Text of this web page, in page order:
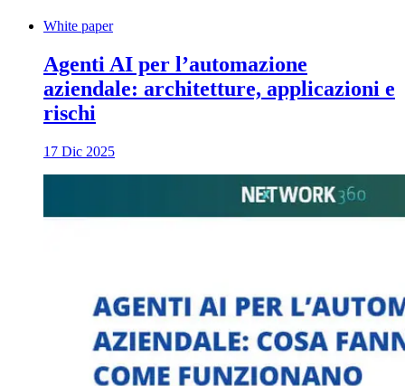
White paper
Agenti AI per l’automazione
aziendale: architetture, applicazioni e
rischi
17 Dic 2025